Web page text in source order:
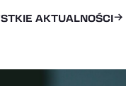
AKTUALNOŚCI
floty w